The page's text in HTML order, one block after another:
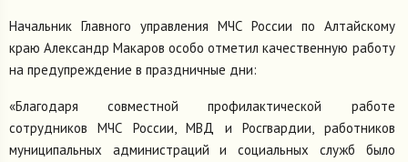
Начальник Главного управления МЧС России по Алтайскому
краю Александр Макаров особо отметил качественную работу
на предупреждение в праздничные дни:
«Благодаря совместной профилактической работе
сотрудников МЧС России, МВД и Росгвардии, работников
муниципальных администраций и социальных служб было